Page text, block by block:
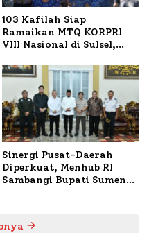
103 Kafilah Siap
Ramaikan MTQ KORPRI
VIII Nasional di Sulsel,
Sinergi Pusat-Daerah
Diperkuat, Menhub RI
Sambangi Bupati Sumenep